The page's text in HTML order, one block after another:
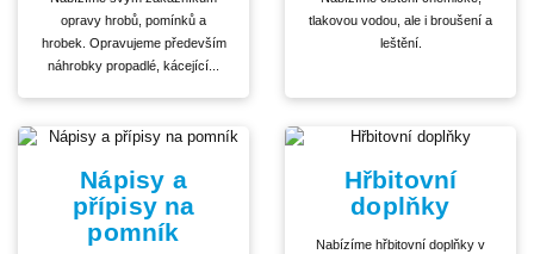
opravy hrobů, pomínků a
hrobek. Opravujeme především
náhrobky propadlé, kácející...
tlakovou vodou, ale i broušení a
leštění.
Nápisy a
přípisy na
pomník
Hřbitovní
doplňky
Nabízíme hřbitovní doplňky v